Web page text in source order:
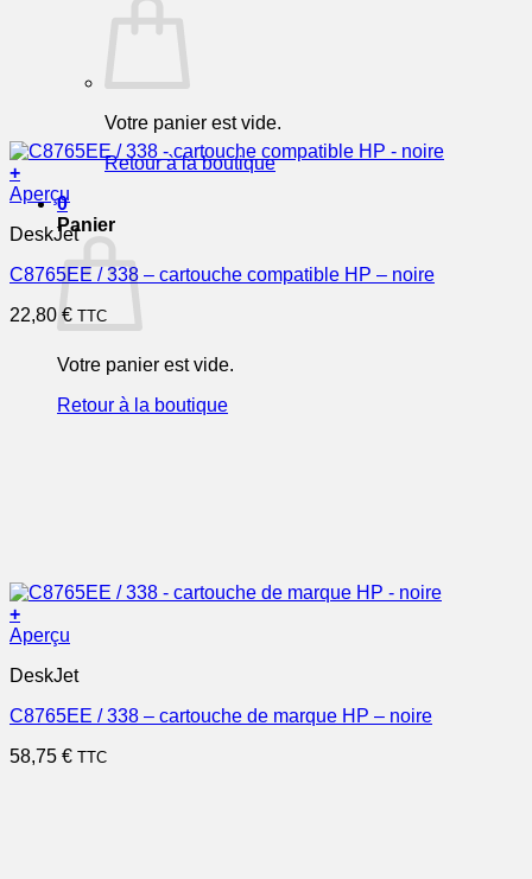
Votre panier est vide.
Retour à la boutique
0
Panier
Votre panier est vide.
Retour à la boutique
+
Aperçu
DeskJet
C8765EE / 338 – cartouche compatible HP – noire
22,80 € TTC
+
Aperçu
DeskJet
C8765EE / 338 – cartouche de marque HP – noire
58,75 € TTC